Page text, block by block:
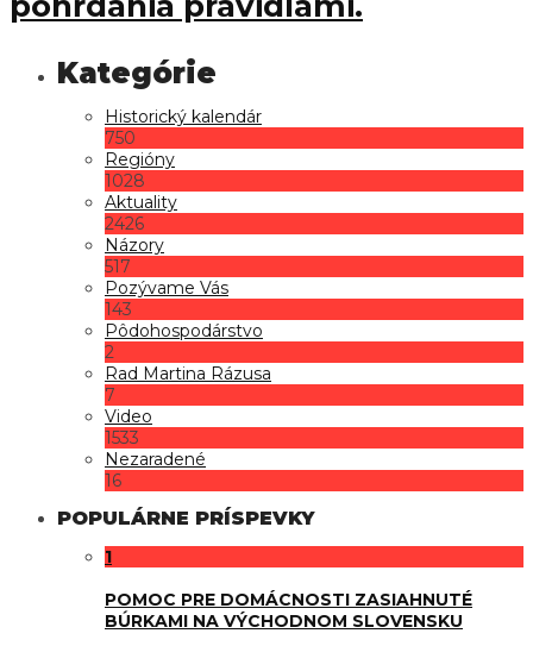
Historický kalendár
750
Regióny
1028
Aktuality
2426
Názory
517
Pozývame Vás
143
Pôdohospodárstvo
2
Rad Martina Rázusa
7
Video
1533
Nezaradené
16
POPULÁRNE PRÍSPEVKY
1
POMOC PRE DOMÁCNOSTI ZASIAHNUTÉ
BÚRKAMI NA VÝCHODNOM SLOVENSKU